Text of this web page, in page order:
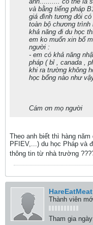
và bằng tiếng pháp
giá đình tương đói
toàn bộ chương
khả năng đi du học
em ko muốn xin bố
người :
- em có khả năng
pháp ( bỉ , canada ,
khi ra trường không
học bổng nào như
Cám ơn mọ người
Theo anh biết thì hàng
PFIEV,...) du học Pháp và
thông tin từ nhà trường
HareEatMeat
Thành viên
Tham gia